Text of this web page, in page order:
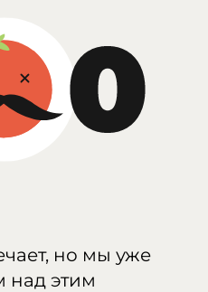
но мы уже
над этим